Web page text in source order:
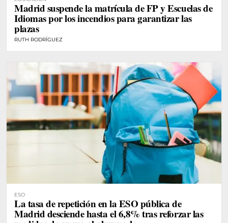
Madrid suspende la matrícula de FP y Escuelas de
Idiomas por los incendios para garantizar las
plazas
RUTH RODRÍGUEZ
ESO
La tasa de repetición en la ESO pública de
Madrid desciende hasta el 6,8% tras reforzar las